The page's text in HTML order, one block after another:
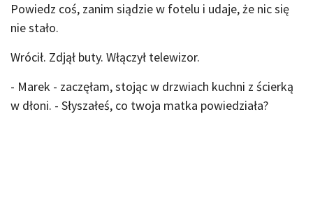
Powiedz coś, zanim siądzie w fotelu i udaje, że nic się
nie stało.
Wrócił. Zdjął buty. Włączył telewizor.
- Marek - zaczęłam, stojąc w drzwiach kuchni z ścierką
w dłoni. - Słyszałeś, co twoja matka powiedziała?